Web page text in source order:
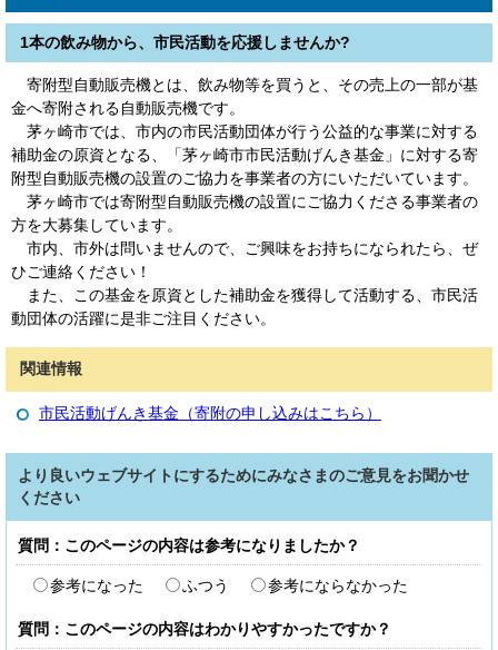
1本の飲み物から、市民活動を応援しませんか?
寄附型自動販売機とは、飲み物等を買うと、その売上の一部が基
金へ寄附される自動販売機です。
茅ヶ崎市では、市内の市民活動団体が行う公益的な事業に対する
補助金の原資となる、「茅ヶ崎市市民活動げんき基金」に対する寄
附型自動販売機の設置のご協力を事業者の方にいただいています。
茅ヶ崎市では寄附型自動販売機の設置にご協力くださる事業者の
方を大募集しています。
市内、市外は問いませんので、ご興味をお持ちになられたら、ぜ
ひご連絡ください！
また、この基金を原資とした補助金を獲得して活動する、市民活
動団体の活躍に是非ご注目ください。
関連情報
市民活動げんき基金（寄附の申し込みはこちら）
より良いウェブサイトにするためにみなさまのご意見をお聞かせ
ください
質問：このページの内容は参考になりましたか？
参考になった ふつう 参考にならなかった
質問：このページの内容はわかりやすかったですか？